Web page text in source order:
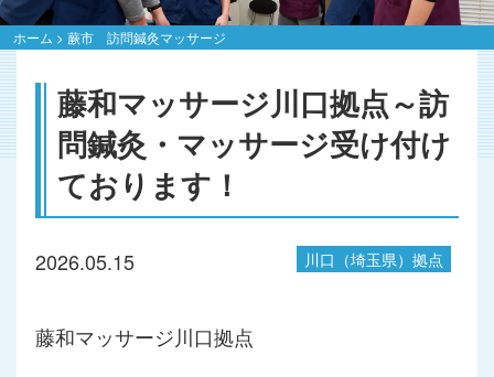
ホーム > 蕨市 訪問鍼灸マッサージ
藤和マッサージ川口拠点～訪
問鍼灸・マッサージ受け付け
ております！
2026.05.15 川口（埼玉県）拠点
藤和マッサージ川口拠点